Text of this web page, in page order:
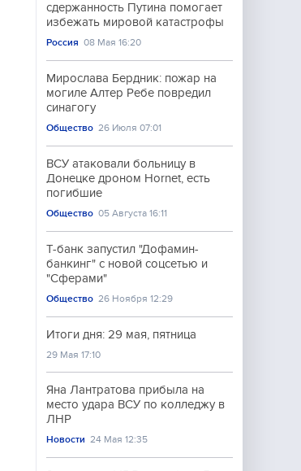
сдержанность Путина помогает
избежать мировой катастрофы
Россия 08 Мая 16:20
Мирослава Бердник: пожар на
могиле Алтер Ребе повредил
синагогу
Общество 26 Июля 07:01
ВСУ атаковали больницу в
Донецке дроном Hornet, есть
погибшие
Общество 05 Августа 16:11
Т-банк запустил "Дофамин-
банкинг" с новой соцсетью и
"Сферами"
Общество 26 Ноября 12:29
Итоги дня: 29 мая, пятница
29 Мая 17:10
Яна Лантратова прибыла на
место удара ВСУ по колледжу в
ЛНР
Новости 24 Мая 12:35